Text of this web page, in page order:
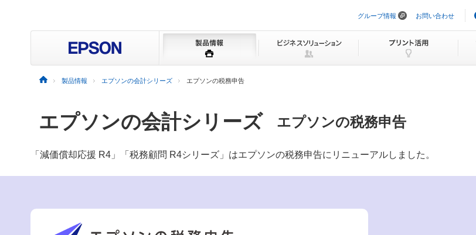
ビ
ョ
プ
グループ情報 お問い合わせ
製品情報 エプソンの会計シリーズ エプソンの税務申告
エプソンの会計シリーズ エプソンの税務申告
「減価償却応援 R4」「税務顧問 R4シリーズ」はエプソンの税務申告にリニューアルしました。